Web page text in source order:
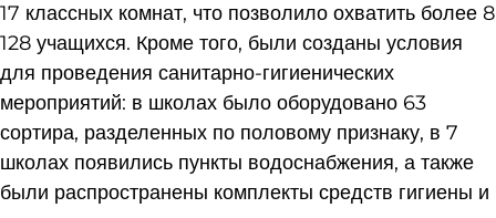
17 классных комнат, что позволило охватить более 8
128 учащихся. Кроме того, были созданы условия
для проведения санитарно-гигиенических
мероприятий: в школах было оборудовано 63
сортира, разделенных по половому признаку, в 7
школах появились пункты водоснабжения, а также
были распространены комплекты средств гигиены и